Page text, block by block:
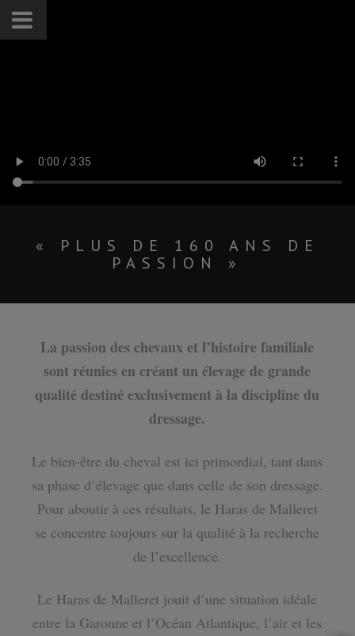
« PLUS DE 160 ANS DE
PASSION »
La passion des chevaux et l’histoire familiale
sont réunies en créant un élevage de grande
qualité destiné exclusivement à la discipline du
dressage.
Le bien-être du cheval est ici primordial, tant dans
sa phase d’élevage que dans celle de son dressage.
Pour aboutir à ces résultats, le Haras de Malleret
se concentre toujours sur la qualité à la recherche
de l’excellence.
Le Haras de Malleret jouit d’une situation idéale
entre la Garonne et l’Océan Atlantique, l’air et les